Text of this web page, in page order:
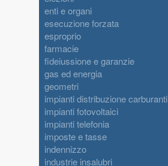
enti e organi
esecuzione forzata
esproprio
farmacie
fideiussione e garanzie
gas ed energia
geometri
impianti distribuzione carburanti
impianti fotovoltaici
impianti telefonia
imposte e tasse
indennizzo
industrie insalubri